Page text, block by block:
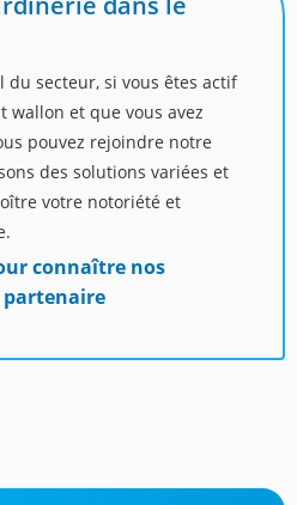
secteur, si vous êtes actif
wallon et que vous avez
pouvez rejoindre notre
des solutions variées et
votre notoriété et
connaître nos